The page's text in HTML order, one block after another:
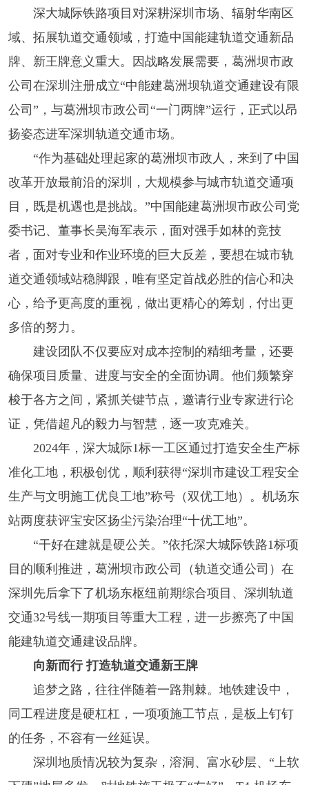
深大城际铁路项目对深耕深圳市场、辐射华南区
域、拓展轨道交通领域，打造中国能建轨道交通新品
牌、新王牌意义重大。因战略发展需要，葛洲坝市政
公司在深圳注册成立“中能建葛洲坝轨道交通建设有限
公司”，与葛洲坝市政公司“一门两牌”运行，正式以昂
扬姿态进军深圳轨道交通市场。
“作为基础处理起家的葛洲坝市政人，来到了中国
改革开放最前沿的深圳，大规模参与城市轨道交通项
目，既是机遇也是挑战。”中国能建葛洲坝市政公司党
委书记、董事长吴海军表示，面对强手如林的竞技
者，面对专业和作业环境的巨大反差，要想在城市轨
道交通领域站稳脚跟，唯有坚定首战必胜的信心和决
心，给予更高度的重视，做出更精心的筹划，付出更
多倍的努力。
建设团队不仅要应对成本控制的精细考量，还要
确保项目质量、进度与安全的全面协调。他们频繁穿
梭于各方之间，紧抓关键节点，邀请行业专家进行论
证，凭借超凡的毅力与智慧，逐一攻克难关。
2024年，深大城际1标一工区通过打造安全生产标
准化工地，积极创优，顺利获得“深圳市建设工程安全
生产与文明施工优良工地”称号（双优工地）。机场东
站两度获评宝安区扬尘污染治理“十优工地”。
“干好在建就是硬公关。”依托深大城际铁路1标项
目的顺利推进，葛洲坝市政公司（轨道交通公司）在
深圳先后拿下了机场东枢纽前期综合项目、深圳轨道
交通32号线一期项目等重大工程，进一步擦亮了中国
能建轨道交通建设品牌。
向新而行 打造轨道交通新王牌
追梦之路，往往伴随着一路荆棘。地铁建设中，
同工程进度是硬杠杠，一项项施工节点，是板上钉钉
的任务，不容有一丝延误。
深圳地质情况较为复杂，溶洞、富水砂层、“上软